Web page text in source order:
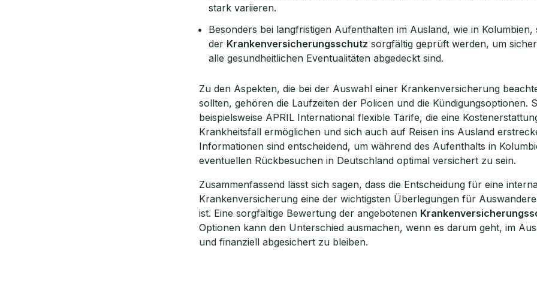
stark variieren.
Besonders bei langfristigen Aufenthalten im Ausland, wie in Kolumbien,
der Krankenversicherungsschutz sorgfältig geprüft werden, um
alle gesundheitlichen Eventualitäten abgedeckt sind.
Zu den Aspekten, die bei der Auswahl einer Krankenversicherung
sollten, gehören die Laufzeiten der Policen und die Kündigungsoptionen.
beispielsweise APRIL International flexible Tarife, die eine
Krankheitsfall ermöglichen und sich auch auf Reisen ins Ausland
Informationen sind entscheidend, um während des Aufenthalts in
eventuellen Rückbesuchen in Deutschland optimal versichert zu sein.
Zusammenfassend lässt sich sagen, dass die Entscheidung für eine
Krankenversicherung eine der wichtigsten Überlegungen für
ist. Eine sorgfältige Bewertung der angebotenen
Optionen kann den Unterschied ausmachen, wenn es darum geht, im
und finanziell abgesichert zu bleiben.